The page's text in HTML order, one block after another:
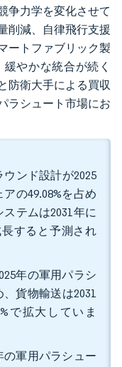
争力学を変化させて
削減、自律飛行支援
ートファブリック製
やかな統合が続く
防衛大手による買収
ラシュート市場にお
ンド設計が2025
の49.08%を占め
テムは2031年に
すると予測され
年の軍用パラシ
貨物輸送は2031
で拡大していま
の軍用パラシュー